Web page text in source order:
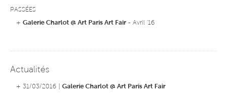
PASSÉES
+ Galerie Charlot @ Art Paris Art Fair - Avril '16
Actualités
+ 31/03/2016 | Galerie Charlot @ Art Paris Art Fair